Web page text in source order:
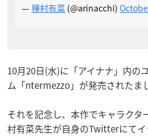
— 種村有菜 (@arinacchi)
10月20日(水)に「アイナナ」内の
ム「ntermezzo」が発売されたま
それを記念し、本作でキャラク
村有菜先生が自身のTwitterにてイ